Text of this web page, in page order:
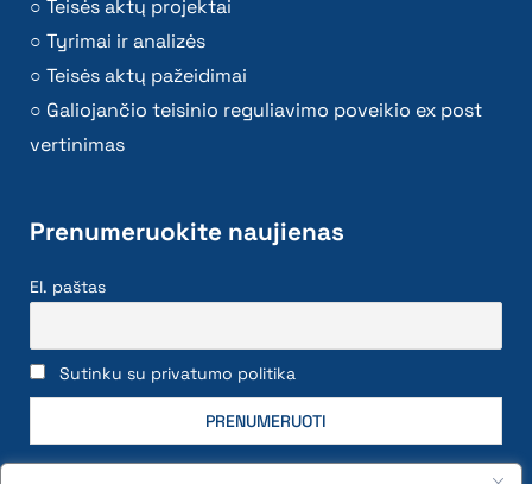
Teisės aktų projektai
Tyrimai ir analizės
Teisės aktų pažeidimai
Galiojančio teisinio reguliavimo poveikio ex post
vertinimas
Prenumeruokite naujienas
El. paštas
Sutinku su privatumo politika